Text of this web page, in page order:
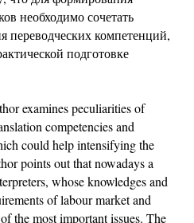
необходимо сочетать
переводческих компетенций,
подготовке
examines peculiarities of
competencies and
could help intensifying the
points out that nowadays a
whose knowledges and
of labour market and
the most important issues. The